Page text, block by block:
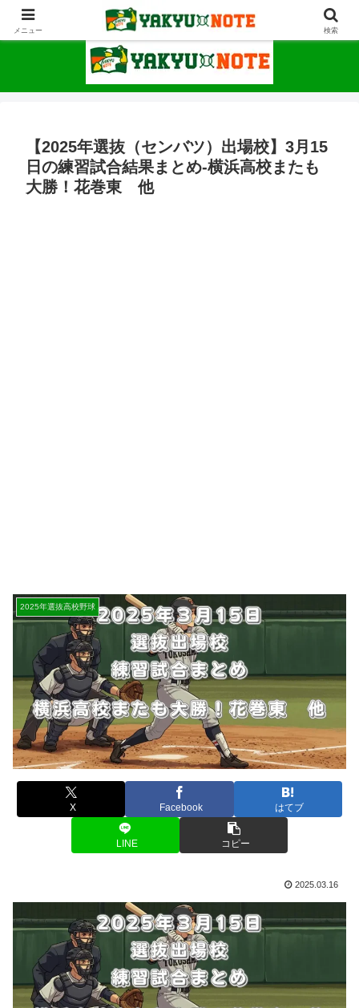
野球が上手くなるための情報サイト
【2025年選抜（センバツ）出場校】3月15
日の練習試合結果まとめ-横浜高校またも
大勝！花巻東 他
2025年選抜高校野球
X Facebook はてブ
LINE コピー
2025.03.16
メニュー 検索